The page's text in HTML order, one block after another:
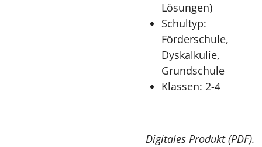
Lösungen)
Schultyp:
Förderschule,
Dyskalkulie,
Grundschule
Klassen: 2-4
Digitales Produkt (PDF).